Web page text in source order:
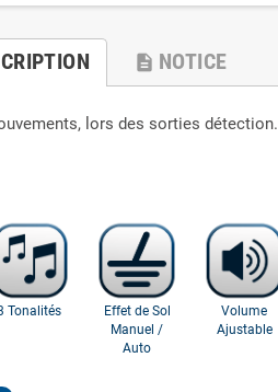
description NOTICE
lors des sorties détection.
Tonalités
Effet de Sol
Manuel /
Auto
Volume
Ajustable